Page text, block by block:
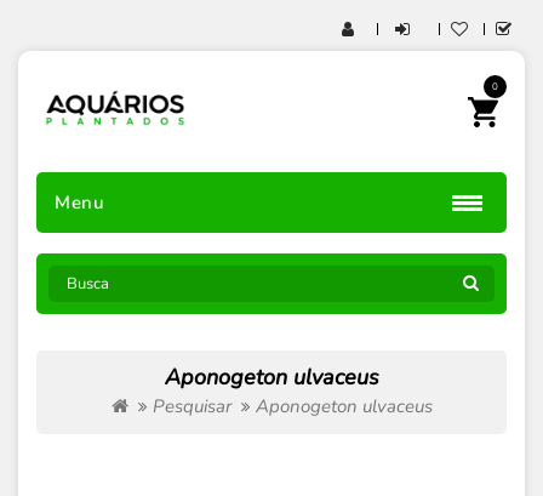
0
Menu
Aponogeton ulvaceus
Pesquisar Aponogeton ulvaceus